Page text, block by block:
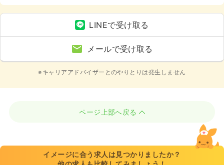
診・健診
LINEで受け取る
メールで受け取る
※キャリアアドバイザーとのやりとりは発生しません
ページ上部へ戻る
イメージに合う求人は見つかりましたか？